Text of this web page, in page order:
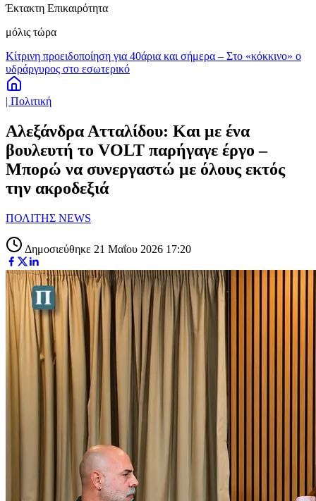
Έκτακτη Επικαιρότητα
μόλις τώρα
Κίτρινη προειδοποίηση για 40άρια και σήμερα – Στο «κόκκινο» ο
υδράργυρος στο εσωτερικό
| Πολιτική
Aλεξάνδρα Ατταλίδου: Και με ένα
βουλευτή το VOLT παρήγαγε έργο –
Μπορώ να συνεργαστώ με όλους εκτός
την ακροδεξιά
ΠΟΛΙΤΗΣ NEWS
Δημοσιεύθηκε 21 Μαΐου 2026 17:20